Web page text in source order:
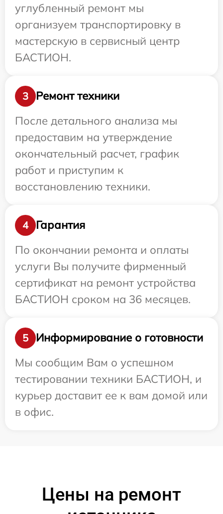
углубленный ремонт мы
организуем транспортировку в
мастерскую в сервисный центр
БАСТИОН.
3
Ремонт техники
После детального анализа мы
предоставим на утверждение
окончательный расчет, график
работ и приступим к
восстановлению техники.
4
Гарантия
По окончании ремонта и оплаты
услуги Вы получите фирменный
сертификат на ремонт устройства
БАСТИОН сроком на 36 месяцев.
5
Информирование о готовности
Мы сообщим Вам о успешном
тестировании техники БАСТИОН, и
курьер доставит ее к вам домой или
в офис.
Цены на ремонт